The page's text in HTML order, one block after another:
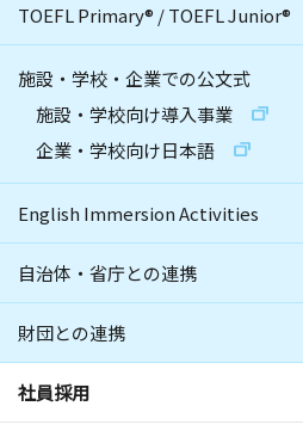
TOEFL Primary® /TOEFL Junior®
施設・学校・企業での公文式
施設・学校向け導入事業
企業・学校向け日本語
English Immersion Activities
自治体・省庁との連携
財団との連携
社員採用